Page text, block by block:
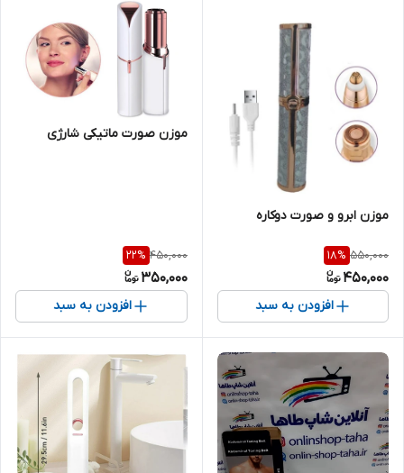
موزن ابرو و صورت دوکاره
550,000
18%
450,000
افزودن به سبد
موزن صورت ماتیکی شارژی
450,000
22%
350,000
افزودن به سبد